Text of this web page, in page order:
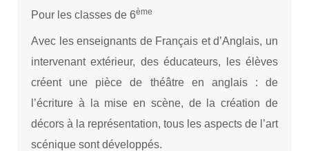
Pour les classes de 6ème
Avec les enseignants de Français et d’Anglais, un
intervenant extérieur, des éducateurs, les élèves
créent une pièce de théâtre en anglais : de
l’écriture à la mise en scène, de la création de
décors à la représentation, tous les aspects de l’art
scénique sont développés.